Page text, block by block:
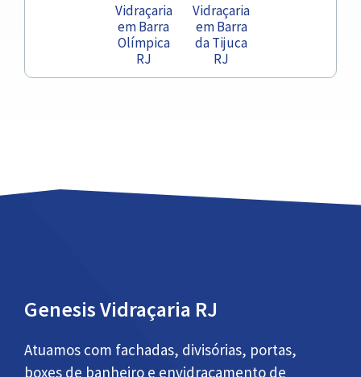
Vidraçaria
em Barra
Olímpica
RJ
Vidraçaria
em Barra
da Tijuca
RJ
Genesis Vidraçaria RJ
Atuamos com fachadas, divisórias, portas,
boxes de banheiro e envidraçamento de